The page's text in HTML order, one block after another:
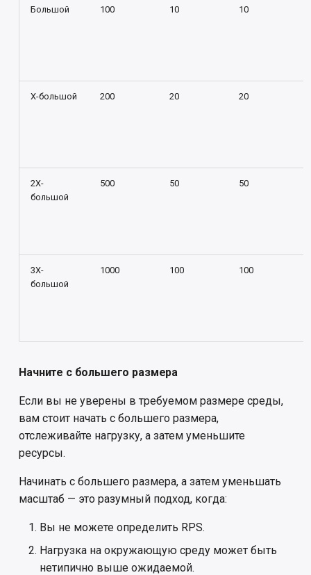
Большой 100 10 10
X-большой 200 20 20
2X-
большой
500 50 50
3X-
большой
1000 100 100
Начните с большего размера
Если вы не уверены в требуемом размере среды,
вам стоит начать с большего размера,
отслеживайте нагрузку, а затем уменьшите
ресурсы.
Начинать с большего размера, а затем уменьшать
масштаб — это разумный подход, когда:
Вы не можете определить RPS.
Нагрузка на окружающую среду может быть
нетипично выше ожидаемой.